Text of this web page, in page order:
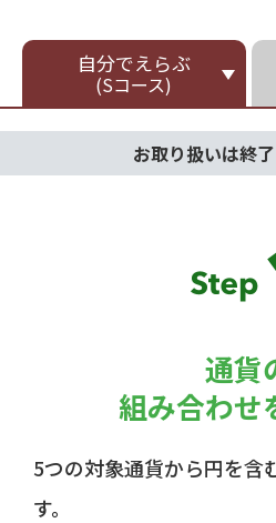
自分でえらぶ
(Sコース)
お取り扱いは終了
通貨
組み合わせ
5つの対象通貨から円を含
す。